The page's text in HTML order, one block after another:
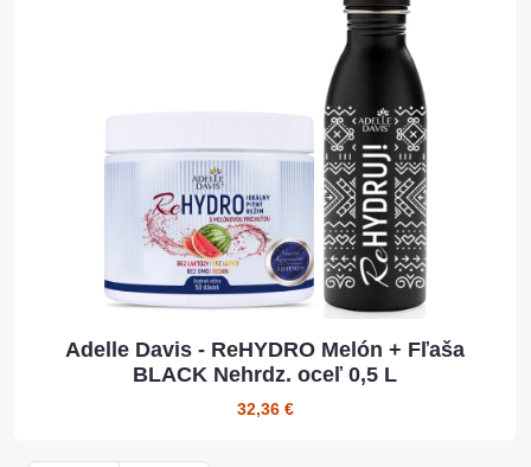
Adelle Davis - ReHYDRO Melón + Fľaša
BLACK Nehrdz. oceľ 0,5 L
32,36 €